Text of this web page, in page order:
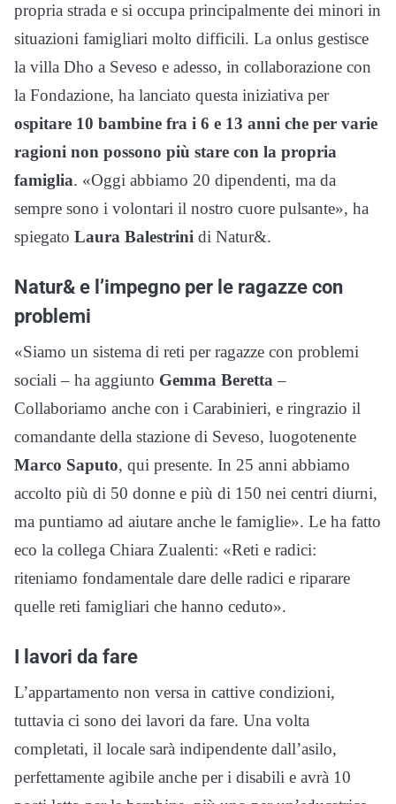
propria strada e si occupa principalmente dei minori in
situazioni famigliari molto difficili. La onlus gestisce
la villa Dho a Seveso e adesso, in collaborazione con
la Fondazione, ha lanciato questa iniziativa per
ospitare 10 bambine fra i 6 e 13 anni che per varie
ragioni non possono più stare con la propria
famiglia. «Oggi abbiamo 20 dipendenti, ma da
sempre sono i volontari il nostro cuore pulsante», ha
spiegato Laura Balestrini di Natur&.
Natur& e l’impegno per le ragazze con
problemi
«Siamo un sistema di reti per ragazze con problemi
sociali – ha aggiunto Gemma Beretta–
Collaboriamo anche con i Carabinieri, e ringrazio il
comandante della stazione di Seveso, luogotenente
Marco Saputo, qui presente. In 25 anni abbiamo
accolto più di 50 donne e più di 150 nei centri diurni,
ma puntiamo ad aiutare anche le famiglie». Le ha fatto
eco la collega Chiara Zualenti: «Reti e radici:
riteniamo fondamentale dare delle radici e riparare
quelle reti famigliari che hanno ceduto».
I lavori da fare
L’appartamento non versa in cattive condizioni,
tuttavia ci sono dei lavori da fare. Una volta
completati, il locale sarà indipendente dall’asilo,
perfettamente agibile anche per i disabili e avrà 10